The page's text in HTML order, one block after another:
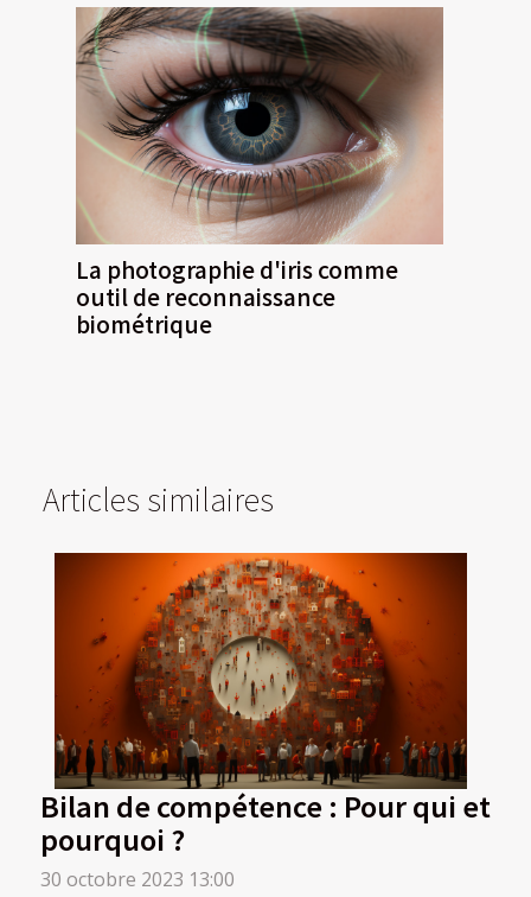
La photographie d'iris comme
outil de reconnaissance
biométrique
Articles similaires
Bilan de compétence : Pour qui et
pourquoi ?
30 octobre 2023 13:00